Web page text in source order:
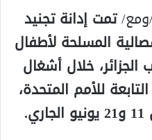
ومع/تمت إدانة تجنيد
المسلحة لأطفال
خلال أشغال
الدورة العادية للجنة الـ24 التابعة للأمم المتحدة،